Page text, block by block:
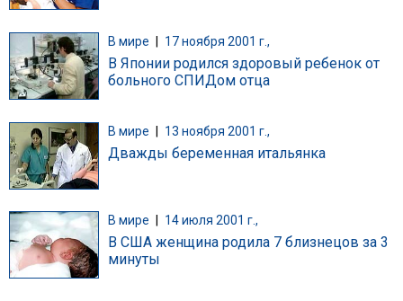
В мире 17 ноября 2001 г.,
В Японии родился здоровый ребенок от
больного СПИДом отца
В мире 13 ноября 2001 г.,
Дважды беременная итальянка
В мире 14 июля 2001 г.,
В США женщина родила 7 близнецов за 3
минуты